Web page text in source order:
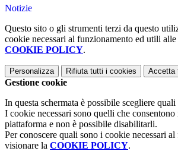
Notizie
Questo sito o gli strumenti terzi da questo
cookie necessari al funzionamento ed utili
COOKIE POLICY.
Personalizza Rifiuta tutti i cookies Accetta
Gestione cookie
In questa schermata è possibile scegliere
I cookie necessari sono quelli che
piattaforma e non è possibile disabilitarli.
Per conoscere quali sono i cookie necessari
visionare la COOKIE POLICY.